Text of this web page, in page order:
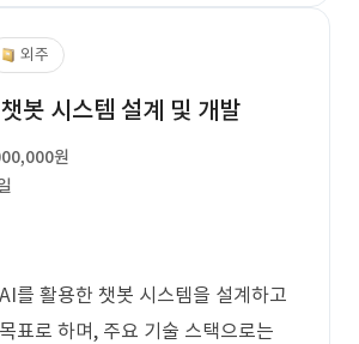
외주
봇 시스템 설계 및 개발
원
를 활용한 챗봇 시스템을 설계하고
표로 하며, 주요 기술 스택으로는